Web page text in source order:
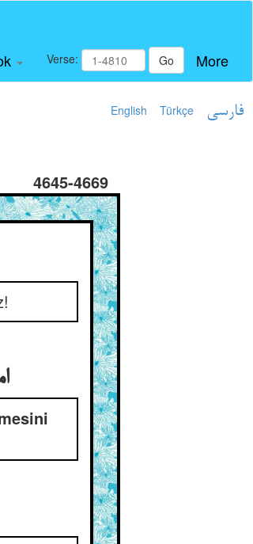
Verse: Go More
English Türkçe فارسی
4645-4669